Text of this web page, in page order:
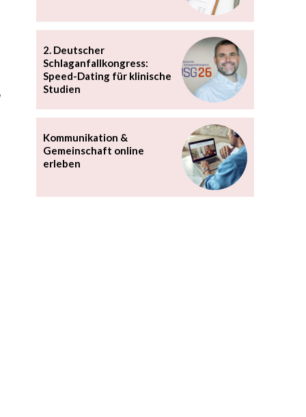
2. Deutscher
Schlaganfallkongress:
Speed-Dating für klinische
Studien
Kommunikation &
Gemeinschaft online
erleben